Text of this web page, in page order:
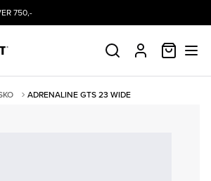
750,-
SØK PROFIL
ADRENALINE GTS 23 WIDE